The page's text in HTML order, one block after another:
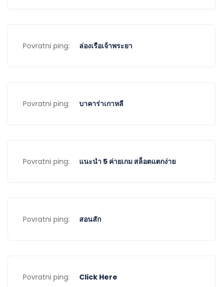
Povratni ping: ล่องเรือเจ้าพระยา
Povratni ping: บาคาร่าเกาหลี
Povratni ping: แนะนำ 5 ค่ายเกม สล็อตแตกง่าย
Povratni ping: สอนสัก
Povratni ping: Click Here